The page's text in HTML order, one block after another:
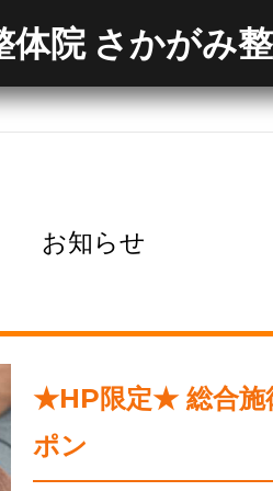
体院 さかがみ
お知らせ
★HP限定★ 総合施
ポン